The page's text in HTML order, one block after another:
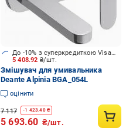
5 408.92 ₴/шт.
До -10% з суперкредиткою Visa Вигода
Змішувач для умивальника
Deante Alpinia BGA_054L
оцінити
7 117 -1 423.40₴
5 693.60 ₴/шт.